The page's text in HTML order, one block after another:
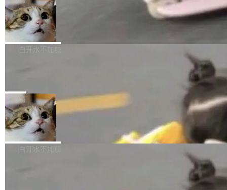
l 迁移或唤醒时，新宿主从 S3 恢复 SQLite 数据
库继续执行。存储库是持久化的唯一真相...
te 17 Pro、OPPO K15，要么是vivo X300 E这
样的次旗舰。 Galaxy Z Fold8 Ultra / Z Fold8 /
Z Flip8三款折叠屏新机均在7月22日发布，且全
部搭载骁龙8 Elite Gen5 for Galaxy，它们本该
本控制系统。目前处于 Early Access 阶段。 De
ltaDB 的核心思路直接写在 landing page 最显
眼的位置：「Software is made between com
mits」——软件是在 commit 之间写出来的。git
是把这段空隙补上。 回退到任何一次编辑：Delt
aDB 捕获 commit 之间的每一次操作，...
SpaceXAI 单季资本开支达 183 亿美元
根据风险投资人Tomer Tunguz 博客（VC 分
析）披露的最新分析与第二季度业绩报告，Spac
微软同期总资本开支的四成。 与亚马逊、Alpha
bet、微软以及 Meta 等传统科技巨头相比，Spa
ceXAI的资金消耗速度尤为引人瞩目。然而，支
撑庞大支出的资金来源却呈现出截然不同的面
貌。数据显示，微软和 Meta 主要依托充沛的经
白开水不加糖
一个在终端里运行的编程 agent；Muse Spark
1.2，驱动这个 agent 的新模型。一句话概括：
你可以用 curl -fsSL https://dev.meta.ai/install.
sh | bash 安装一个能在大项目里自动规划、写
代码、验证结果的 AI 终端工具。 据介绍，Muse
局
美团开源 LoHoSearch，用知识图谱校
准 AI 能力认知
机器出题的前提，是让机器拥有全局视野。整个
构建流程可以分为四个环节：建图 → 控制难度
白开水不加糖